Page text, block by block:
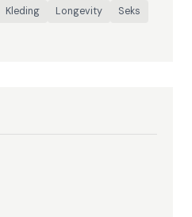
Kleding Longevity
Seks